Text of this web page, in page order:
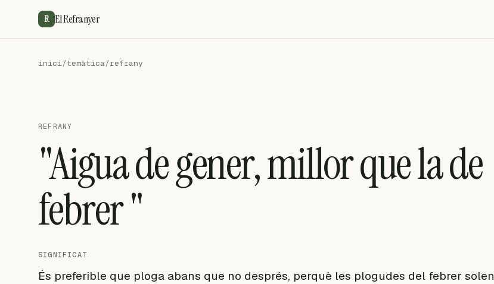
R El Refranyer
inici/temàtica/refrany
REFRANY
"Aigua de gener, millor que la de
febrer "
SIGNIFICAT
És preferible que ploga abans que no després, perquè les plogudes del febrer solen